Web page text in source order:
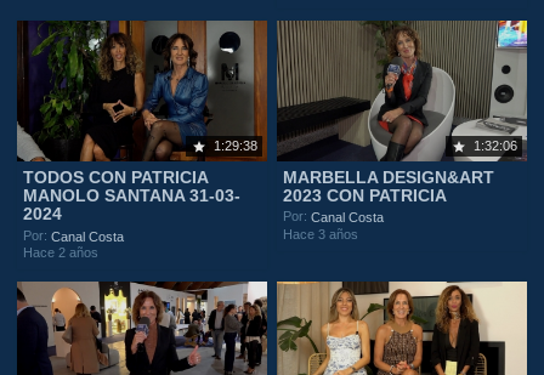
1:29:38
TODOS CON PATRICIA
MANOLO SANTANA 31-03-
2024
Por:Canal Costa
Hace 2 años
1:32:06
MARBELLA DESIGN&ART
2023 CON PATRICIA
Por:Canal Costa
Hace 3 años